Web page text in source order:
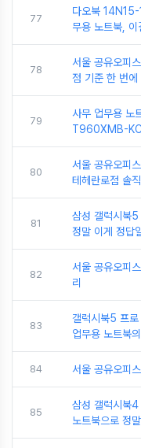
77
다오북 14N15-
무용 노트북,
78
서울 공유오피
점 기준 한 번에
79
사무 업무용 노
T960XMB-
80
서울 공유오피
테헤란로점 솔
81
삼성 갤럭시북
정말 이게 정
82
서울 공유오피
리
83
갤럭시북5 프
업무용 노트북
84 서울 공유오피
85
삼성 갤럭시북
노트북으로 정